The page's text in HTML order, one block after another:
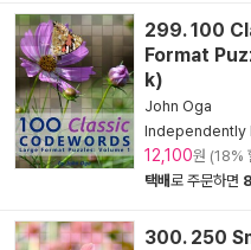
299. 100
Format
k)
John Oga
Independently
12,100원 (18%
택배로 주문하면
300. 250